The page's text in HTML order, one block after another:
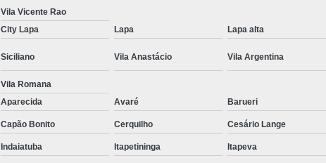
Tratamento para Pessoa
Tratamento para
Tratamento para Transtorno de
Tratamento do Estresse Pós
Tratamento
Vila Vicente Rao
City Lapa Lapa Lapa alta
Siciliano Vila Anastácio Vila Argentina
Vila Romana
Aparecida Avaré Barueri
Capão Bonito Cerquilho Cesário Lange
Indaiatuba Itapetininga Itapeva